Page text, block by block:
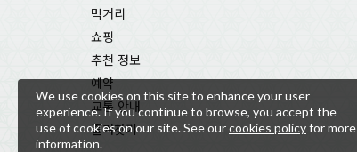
먹거리
쇼핑
추천 정보
예약
교통 안내
즐겨찾기
We use cookies on this site to enhance your user
experience. If you continue to browse, you accept the
use of cookies on our site. See ourcookies policyfor more
information.